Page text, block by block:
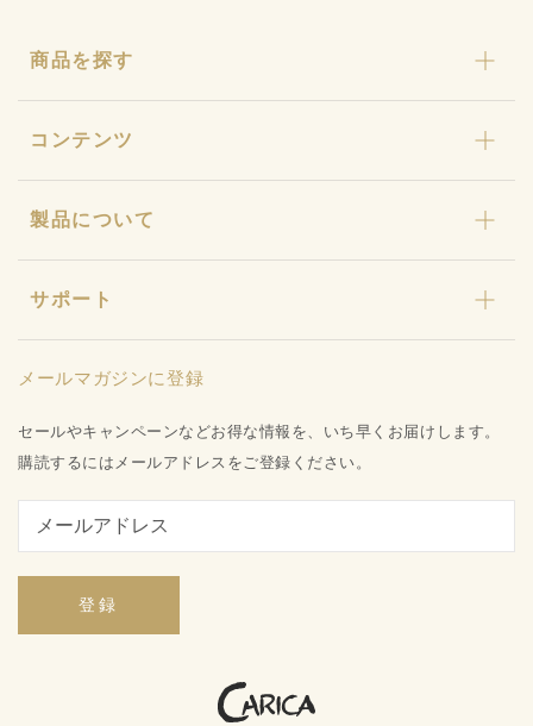
商品を探す
おまとめセット
わんにゃんカリカ
カリカ石鹸・カリカ浴
ギフト
キャンペーン
コンテンツ
ストーリー
カリカセラピ定期便
カリカセラピ定期便のご利用ガイド
お知らせ
お問い合わせ
製品について
店舗型販売店様募集
品質保証への取り組み
サポート
特定商取引法に基づく表記
会社概要
ご利用ガイド
メールマガジンに登録
セールやキャンペーンなどお得な情報を、いち早くお届けします。
購読するにはメールアドレスをご登録ください。
登録